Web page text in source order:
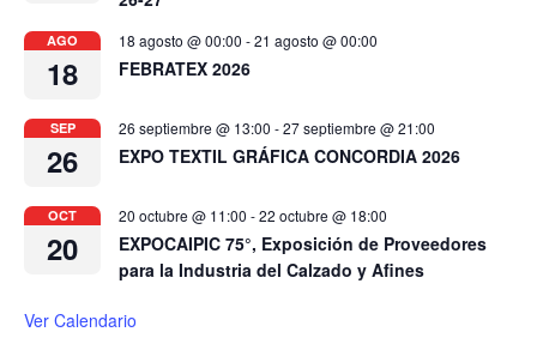
AGO
18
18 agosto @ 00:00 -21 agosto @ 00:00
FEBRATEX 2026
SEP
26
26 septiembre @ 13:00 -27 septiembre @ 21:00
EXPO TEXTIL GRÁFICA CONCORDIA 2026
OCT
20
20 octubre @ 11:00 -22 octubre @ 18:00
EXPOCAIPIC 75°, Exposición de Proveedores
para la Industria del Calzado y Afines
Ver Calendario